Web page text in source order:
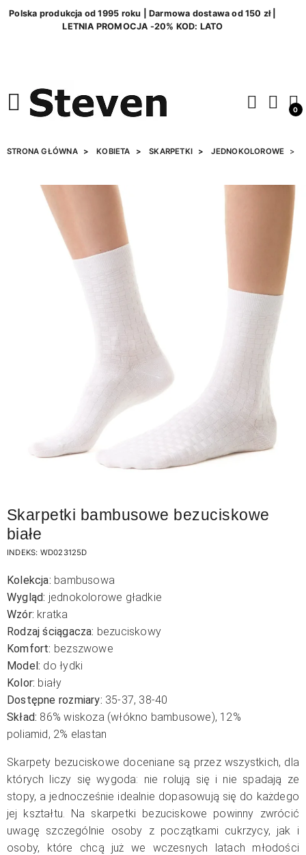
Polska produkcja od 1995 roku | Darmowa dostawa od 150 zł |
LETNIA PROMOCJA -20% KOD: LATO
0
STRONA GŁÓWNA KOBIETA SKARPETKI JEDNOKOLOROWE
Skarpetki bambusowe bezuciskowe
białe
INDEKS: WD023125D
Kolekcja: bambusowa
Wygląd: jednokolorowe gładkie
Wzór: kratka
Rodzaj ściągacza: bezuciskowy
Komfort: bezszwowe
Model: do łydki
Kolor: biały
Dostępne rozmiary: 35-37, 38-40
Skład: 86% wiskoza (włókno bambusowe), 12%
poliamid, 2% elastan
Skarpety bezuciskowe doceniane są przez wszystkich, dla
których liczy się wygoda: nie rolują się i nie spadają ze
stopy, a jednocześnie idealnie dopasowują się do każdego
jej kształtu. Na skarpetki bezuciskowe powinny zwrócić
uwagę szczególnie osoby z początkami cukrzycy, jak i
osoby, które chcą już we wczesnych latach młodości